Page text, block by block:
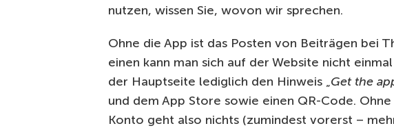
nutzen, wissen Sie, wovon wir sprechen.
Ohne die App ist das Posten von Beiträgen bei
einen kann man sich auf der Website nicht
der Hauptseite lediglich den Hinweis „Get the
und dem App Store sowie einen QR-Code.
Konto geht also nichts (zumindest vorerst –